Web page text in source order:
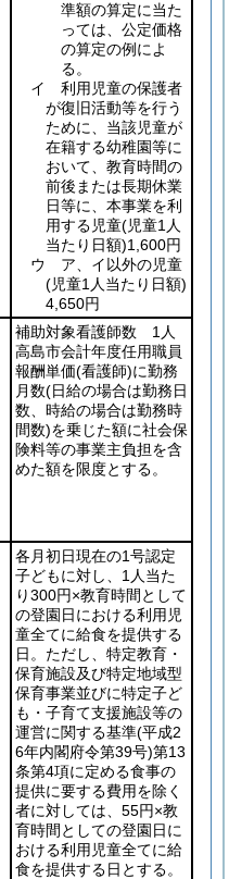
準額の算定に当た
っては、公定価格
の算定の例によ
る。
イ 利用児童の保護者
が復旧活動等を行う
ために、当該児童が
在籍する幼稚園等に
おいて、教育時間の
前後または長期休業
日等に、本事業を利
用する児童(児童1人
当たり日額)1,600円
ウ ア、イ以外の児童
(児童1人当たり日額)
4,650円
補助対象看護師数 1人
高島市会計年度任用職員
報酬単価(看護師)に勤務
月数(日給の場合は勤務日
数、時給の場合は勤務時
間数)を乗じた額に社会保
険料等の事業主負担を含
めた額を限度とする。
各月初日現在の1号認定
子どもに対し、1人当た
り300円×教育時間として
の登園日における利用児
童全てに給食を提供する
日 。ただし、特定教育・
保育施設及び特定地域型
保育事業並びに特定子ど
も・子育て支援施設等の
運営に関する基準(平成2
6年内閣府令第39号)第13
条第4項に定める食事の
提供に要する費用を除く
者に対しては、 55円×教
育時間としての登園日に
おける利用児童全てに給
食を提供する日 とする。